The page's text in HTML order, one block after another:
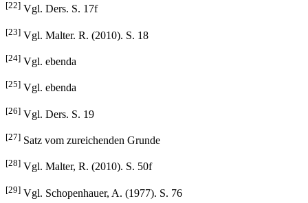
[22] Vgl. Ders. S. 17f
[23] Vgl. Malter. R. (2010). S. 18
[24] Vgl. ebenda
[25] Vgl. ebenda
[26] Vgl. Ders. S. 19
[27] Satz vom zureichenden Grunde
[28] Vgl. Malter, R. (2010). S. 50f
[29] Vgl. Schopenhauer, A. (1977). S. 76